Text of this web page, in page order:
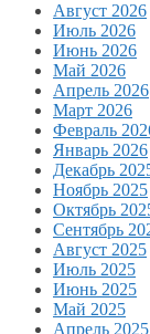
Август 2026
Июль 2026
Июнь 2026
Май 2026
Апрель 2026
Март 2026
Февраль
Январь 2026
Декабрь
Ноябрь 2025
Октябрь
Сентябрь
Август 2025
Июль 2025
Июнь 2025
Май 2025
Апрель 2025